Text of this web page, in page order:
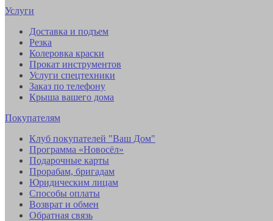
Услуги
Доставка и подъем
Резка
Колеровка краски
Прокат инструментов
Услуги спецтехники
Заказ по телефону
Крыша вашего дома
Покупателям
Клуб покупателей "Ваш Дом"
Программа «Новосёл»
Подарочные карты
Прорабам, бригадам
Юридическим лицам
Способы оплаты
Возврат и обмен
Обратная связь